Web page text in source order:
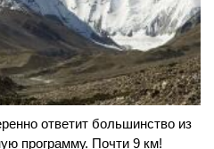
ответит большинство из
программу. Почти 9 км!